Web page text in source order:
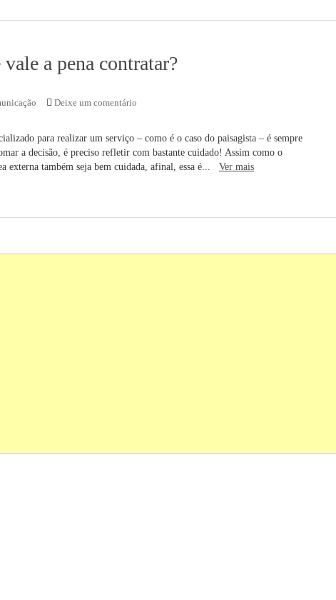
a pena contratar?
Deixe um comentário
para realizar um serviço – como é o caso do paisagista – é sempre
a decisão, é preciso refletir com bastante cuidado! Assim como o
externa também seja bem cuidada, afinal, essa é... Ver mais